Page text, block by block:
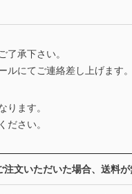
了承下さい。
にてご連絡差し上げます
ります。
ださい。
文いただいた場合、送料が